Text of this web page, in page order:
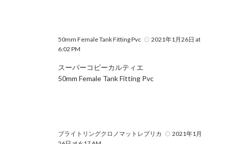
50mm Female Tank Fitting Pvc
2021年1月26日 at
6:02 PM
スーパーコピーカルティエ
50mm Female Tank Fitting Pvc
ブライトリングクロノマットレプリカ
2021年1月